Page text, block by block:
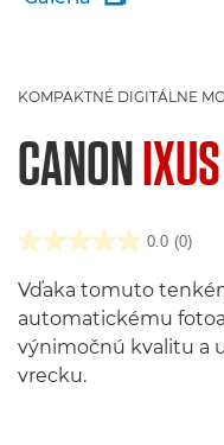
KOMPAKTNÉ DIGITÁLNE
CANON
0.0 (0)
Vďaka tomuto
automatickému
výnimočnú kvalitu a
vrecku.